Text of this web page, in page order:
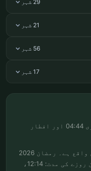
29 شہر
21 شہر
56 شہر
17 شہر
9 اگست 2026 اتوار کو Calw میں سحری 04:44 اور افطار
Calw ریاست Baden-Württemberg میں واقع ہے۔ رمضان 2026
18 فروری سے 19 مارچ تک ہے۔ پہلے دن روزے کی مدت: 12:14،